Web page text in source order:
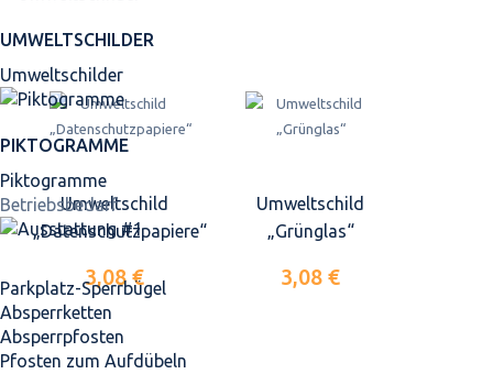
UMWELTSCHILDER
Umweltschilder
PIKTOGRAMME
Piktogramme
Betriebsbedarf
Parkplatz-Sperrbügel
Absperrketten
Absperrpfosten
Pfosten zum Aufdübeln
Umweltschild
„Datenschutzpapiere“
3,08 €
Umweltschild
„Grünglas“
3,08 €